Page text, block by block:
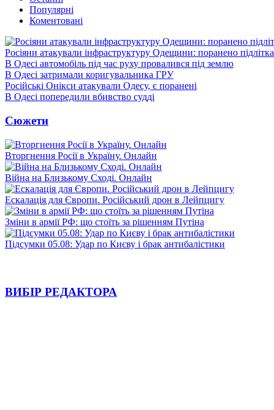
Популярні
Коментовані
Росіяни атакували інфраструктуру Одещини: поранено підлітка
В Одесі автомобіль під час руху провалився під землю
В Одесі затримали коригувальника ГРУ
Російські Онікси атакували Одесу, є поранені
В Одесі попередили вбивство судді
Сюжети
Вторгнення Росії в Україну. Онлайн
Війна на Близькому Сході. Онлайн
Ескалація для Європи. Російський дрон в Лейпцигу
Зміни в армії РФ: що стоїть за рішенням Путіна
Підсумки 05.08: Удар по Києву і брак антибалістики
ВИБІР РЕДАКТОРА